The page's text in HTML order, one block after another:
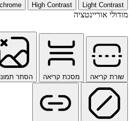
Light Contrast
High Contrast
מודולי אוריינטציה
שורת קריאה מסכת קריאה הסתר